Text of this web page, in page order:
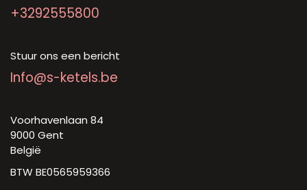
+3292555800
Stuur ons een bericht
Info@s-ketels.be
Voorhavenlaan 84
9000 Gent
België
BTW BE0565959366